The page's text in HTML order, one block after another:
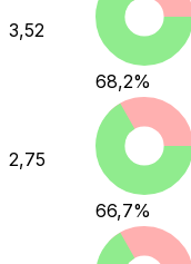
3,52
68,2%
2,75
66,7%